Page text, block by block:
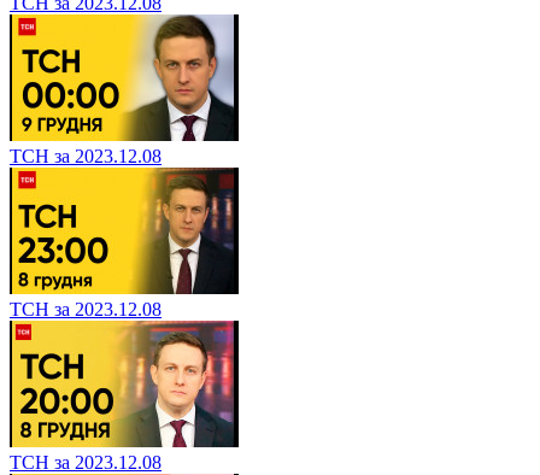
ТСН за 2023.12.08
ТСН за 2023.12.08
ТСН за 2023.12.08